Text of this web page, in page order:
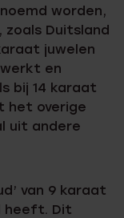
worden,
Duitsland
juwelen
en
bij 14 karaat
het overige
uit andere
van 9 karaat
heeft. Dit